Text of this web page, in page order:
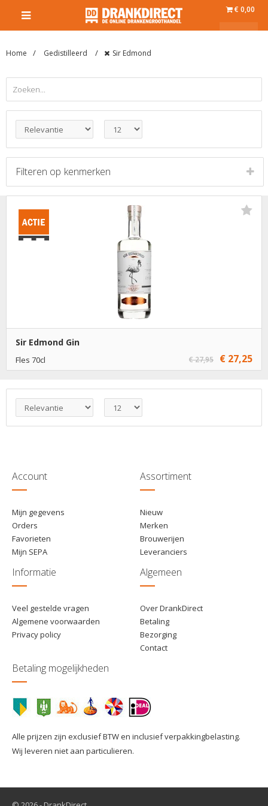
€ 0,00
Home Gedistilleerd Sir Edmond
Filteren op kenmerken
Sir Edmond Gin
Fles 70cl € 27,95 € 27,25
€ 27,25 1 Toevoegen
€ 26,25
Account
Mijn gegevens
Orders
Favorieten
Mijn SEPA
Assortiment
Nieuw
Merken
Brouwerijen
Leveranciers
Informatie
Veel gestelde vragen
Algemene voorwaarden
Privacy policy
Algemeen
Over DrankDirect
Betaling
Bezorging
Contact
Betaling mogelijkheden
Alle prijzen zijn exclusief BTW en inclusief verpakkingbelasting.
Wij leveren niet aan particulieren.